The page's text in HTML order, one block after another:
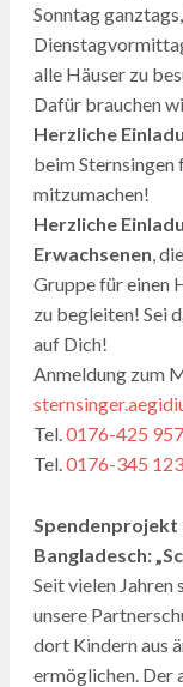
Sonntag
alle Häuser zu
Dafür brauchen
Herzliche
beim Sternsingen
mitzumachen!
Herzliche
Erwachsenen ,
Gruppe für einen
zu begleiten! Sei
auf Dich!
Anmeldung zum
Tel. 0176-425
Tel. 0176-345
Spendenprojekt
Bangladesch:
Seit vielen Jahren
unsere
dort Kindern aus
ermöglichen. Der